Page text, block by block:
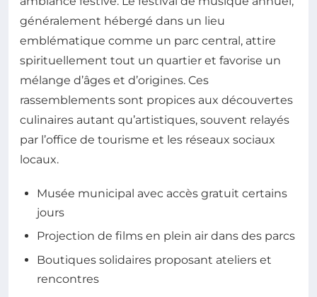
généralement hébergé dans un lieu
emblématique comme un parc central, attire
spirituellement tout un quartier et favorise un
mélange d’âges et d’origines. Ces
rassemblements sont propices aux découvertes
culinaires autant qu’artistiques, souvent relayés
par l’office de tourisme et les réseaux sociaux
locaux.
Musée municipal avec accès gratuit certains
jours
Projection de films en plein air dans des parcs
Boutiques solidaires proposant ateliers et
rencontres